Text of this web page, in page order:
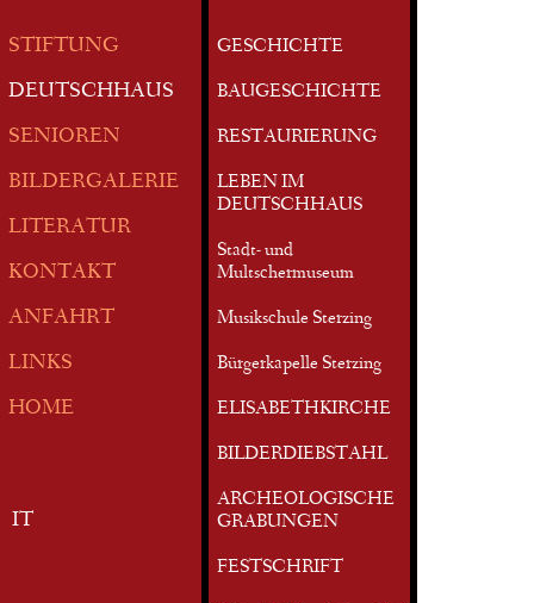
STIFTUNG
DEUTSCHHAUS
SENIOREN
BILDERGALERIE
LITERATUR
KONTAKT
ANFAHRT
LINKS
HOME
IT
GESCHICHTE
BAUGESCHICHTE
RESTAURIERUNG
LEBEN IM
DEUTSCHHAUS
Stadt- und
Multschermuseum
Musikschule Sterzing
Bürgerkapelle Sterzing
ELISABETHKIRCHE
BILDERDIEBSTAHL
ARCHEOLOGISCHE
GRABUNGEN
FESTSCHRIFT